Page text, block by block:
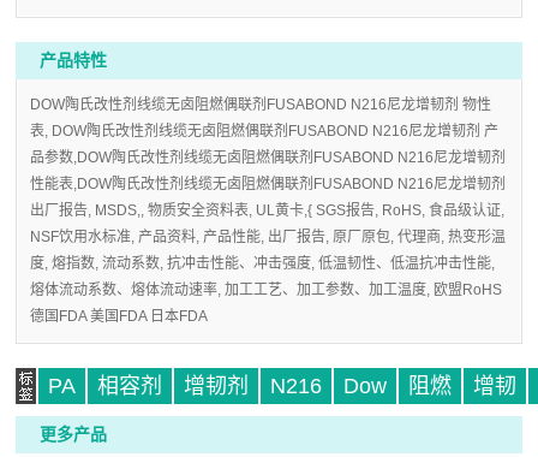
产品特性
DOW陶氏改性剂线缆无卤阻燃偶联剂FUSABOND N216尼龙增韧剂 物性
表, DOW陶氏改性剂线缆无卤阻燃偶联剂FUSABOND N216尼龙增韧剂 产
品参数,DOW陶氏改性剂线缆无卤阻燃偶联剂FUSABOND N216尼龙增韧剂
性能表,DOW陶氏改性剂线缆无卤阻燃偶联剂FUSABOND N216尼龙增韧剂
出厂报告, MSDS,, 物质安全资料表, UL黄卡,{ SGS报告, RoHS, 食品级认证,
NSF饮用水标准, 产品资料, 产品性能, 出厂报告, 原厂原包, 代理商, 热变形温
度, 熔指数, 流动系数, 抗冲击性能、冲击强度, 低温韧性、低温抗冲击性能,
熔体流动系数、熔体流动速率, 加工工艺、加工参数、加工温度, 欧盟RoHS
德国FDA 美国FDA 日本FDA
PA 相容剂 增韧剂 N216 Dow 阻燃 增韧
更多产品